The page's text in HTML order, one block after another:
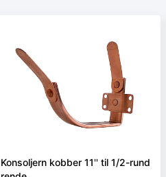
Konsoljern kobber 11'' til 1/2-rund